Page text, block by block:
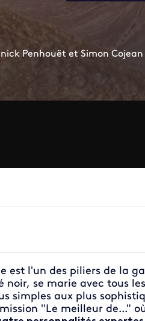
Penhouët et Simon Cojean
est l'un des piliers de la
noir, se marie avec tous
simples aux plus
"Le meilleur de..."